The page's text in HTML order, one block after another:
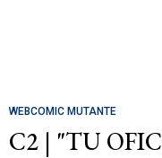
WEBCOMIC MUTANTE
C2 | "TU